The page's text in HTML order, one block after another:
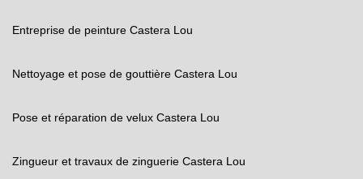
Entreprise de peinture Castera Lou
Nettoyage et pose de gouttière Castera Lou
Pose et réparation de velux Castera Lou
Zingueur et travaux de zinguerie Castera Lou